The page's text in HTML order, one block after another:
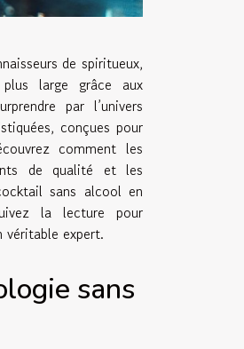
de spiritueux,
large grâce aux
par l’univers
conçues pour
comment les
de qualité et les
sans alcool en
la lecture pour
véritable expert.
sans